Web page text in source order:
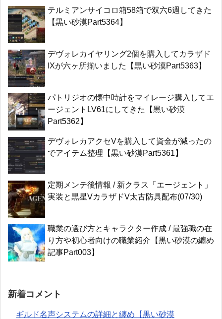
テルミアンサイコロ箱58箱で双六6週してきた
【黒い砂漠Part5364】
デヴォレカイヤリング2個を購入してカラザド
IXが六ヶ所揃いました【黒い砂漠Part5363】
パトリジオの懐中時計をマイレージ購入してエ
ージェントLV61にしてきた【黒い砂漠
Part5362】
デヴォレカアクセVを購入して資金が減ったの
でアイテム整理【黒い砂漠Part5361】
定期メンテ後情報 / 新クラス「エージェント」
実装と黒星VカラザドV太古防具配布(07/30)
職業の選び方とキャラクター作成 / 最強職の在
り方や初心者向けの職業紹介【黒い砂漠の纏め
記事Part003】
新着コメント
ギルド名声システムの詳細と纏め【黒い砂漠